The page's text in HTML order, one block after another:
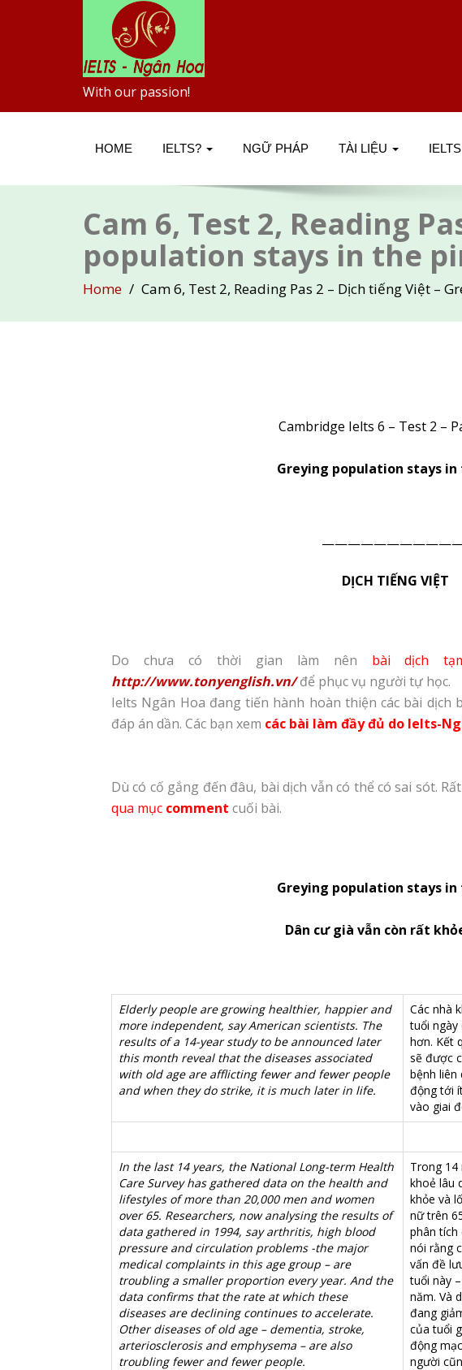
With our passion!
HOME IELTS? NGỮ PHÁP TÀI LIỆU
Cam 6, Test 2, Reading
population stays in the
Home Cam 6, Test 2, Reading Pas 2 – Dịch tiếng Việt –
Cambridge Ielts 6 – Test 2 –
Greying population stays
DỊCH TIẾNG VIỆT
Do chưa có thời gian làm nên bài dịch
http://www.tonyenglish.vn/để phục vụ người tự học.
Ielts Ngân Hoa đang tiến hành hoàn thiện các bài
đáp án dần. Các bạn xem các bài làm đầy đủ do Ielts-
Dù có cố gắng đến đâu, bài dịch vẫn có thể có sai sót.
qua mục comment cuối bài.
Greying population stays
Dân cư già vẫn còn rất
Elderly people are growing healthier, happier and
more independent, say American scientists. The
results of a 14-year study to be announced later
this month reveal that the diseases associated
with old age are afflicting fewer and fewer people
and when they do strike, it is much later in life.
Các nhà
tuổi ngày
hơn. Kết
sẽ được
bệnh liên
động tới
vào giai
In the last 14 years, the National Long-term Health
Care Survey has gathered data on the health and
lifestyles of more than 20,000 men and women
over 65. Researchers, now analysing the results of
data gathered in 1994, say arthritis, high blood
pressure and circulation problems -the major
medical complaints in this age group – are
troubling a smaller proportion every year. And the
data confirms that the rate at which these
diseases are declining continues to accelerate.
Other diseases of old age – dementia, stroke,
arteriosclerosis and emphysema – are also
troubling fewer and fewer people.
Trong 14
khoẻ lâu
khỏe và
nữ trên
phân tích
nói rằng
vấn đề
tuổi này
năm. Và
đang
của tuổi
động
người